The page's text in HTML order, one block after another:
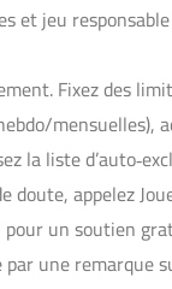
et jeu
Fixez des
mensuelles),
la liste
doute, appelez
un soutien
une remarque